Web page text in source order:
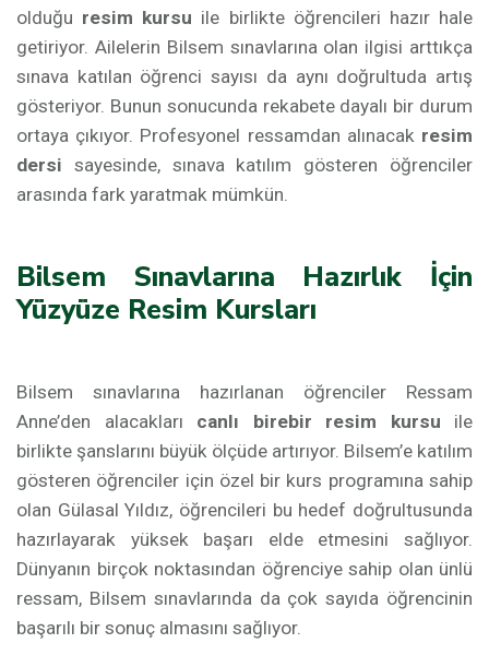
olduğu resim kursu ile birlikte öğrencileri hazır hale
getiriyor. Ailelerin Bilsem sınavlarına olan ilgisi arttıkça
sınava katılan öğrenci sayısı da aynı doğrultuda artış
gösteriyor. Bunun sonucunda rekabete dayalı bir durum
ortaya çıkıyor. Profesyonel ressamdan alınacak resim
dersi sayesinde, sınava katılım gösteren öğrenciler
arasında fark yaratmak mümkün.
Bilsem Sınavlarına Hazırlık İçin
Yüzyüze Resim Kursları
Bilsem sınavlarına hazırlanan öğrenciler Ressam
Anne’den alacakları canlı birebir resim kursu ile
birlikte şanslarını büyük ölçüde artırıyor. Bilsem’e katılım
gösteren öğrenciler için özel bir kurs programına sahip
olan Gülasal Yıldız, öğrencileri bu hedef doğrultusunda
hazırlayarak yüksek başarı elde etmesini sağlıyor.
Dünyanın birçok noktasından öğrenciye sahip olan ünlü
ressam, Bilsem sınavlarında da çok sayıda öğrencinin
başarılı bir sonuç almasını sağlıyor.